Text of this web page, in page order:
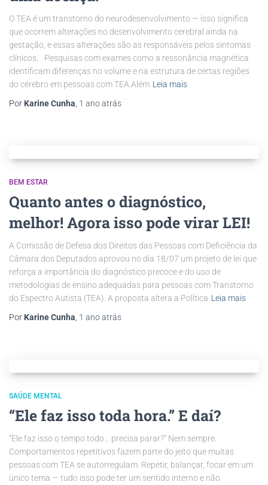
O TEA é um transtorno do neurodesenvolvimento — isso significa
que ocorrem alterações no desenvolvimento cerebral ainda na
gestação, e essas alterações são as responsáveis pelos sintomas
clínicos.⠀Pesquisas com exames como a ressonância magnética
identificam diferenças no volume e na estrutura de certas regiões
do cérebro em pessoas com TEA.Além Leia mais
Por Karine Cunha 1 anoatrás
BEM ESTAR
Quanto antes o diagnóstico,
melhor! Agora isso pode virar LEI!
A Comissão de Defesa dos Direitos das Pessoas com Deficiência da
Câmara dos Deputados aprovou no dia 18/07 um projeto de lei que
reforça a importância do diagnóstico precoce e do uso de
metodologias de ensino adequadas para pessoas com Transtorno
do Espectro Autista (TEA). A proposta altera a Política Leia mais
Por Karine Cunha 1 anoatrás
SAÚDE MENTAL
“Ele faz isso toda hora.” E daí?
“Ele faz isso o tempo todo… precisa parar?” Nem sempre.
Comportamentos repetitivos fazem parte do jeito que muitas
pessoas com TEA se autorregulam. Repetir, balançar, focar em um
único tema — tudo isso pode ter um sentido interno e não